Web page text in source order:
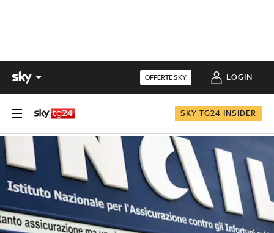
OFFERTE SKY LOGIN
SKY TG24 INSIDER